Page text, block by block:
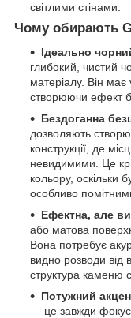
світлими стінами.
Чому обирають
Ідеально
глибокий, чистий
матеріалу. Він має
створюючи ефект
Бездоганна
дозволяють
конструкції, де
невидимими. Це
кольору, оскільки
особливо
Ефектна, але
або матова
Вона потребує
видно розводи від
структура каменю
Потужний
— це завжди